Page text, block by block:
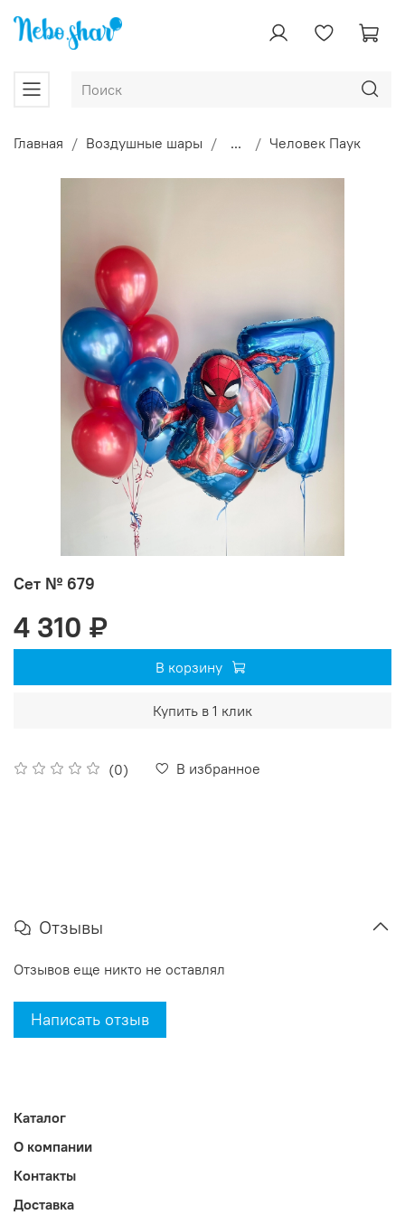
Главная Воздушные шары ... Человек Паук
Сет № 679
(0) В избранное
4 310 ₽
В корзину
Купить в 1 клик
Отзывы
Отзывов еще никто не оставлял
Написать отзыв
Каталог
О компании
Контакты
Доставка